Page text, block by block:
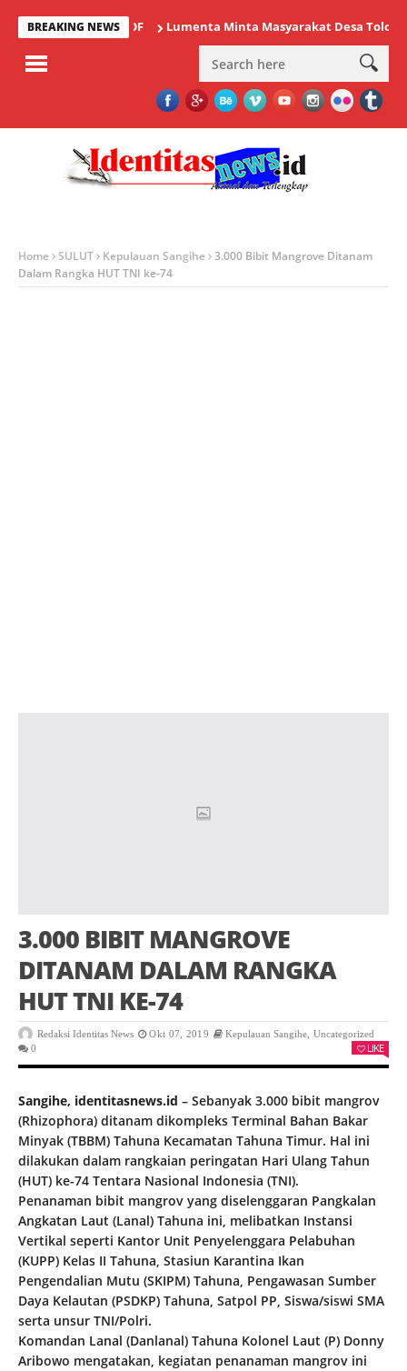
BREAKING NEWS Lumenta Minta Masyarakat Desa Tolok
Home SULUT Kepulauan Sangihe 3.000 Bibit Mangrove Ditanam
Dalam Rangka HUT TNI ke-74
3.000 BIBIT MANGROVE
DITANAM DALAM RANGKA
HUT TNI KE-74
Redaksi Identitas News Okt 07, 2019 Kepulauan Sangihe Uncategorized
0
LIKE
Sangihe, identitasnews.id – Sebanyak 3.000 bibit mangrov
(Rhizophora) ditanam dikompleks Terminal Bahan Bakar
Minyak (TBBM) Tahuna Kecamatan Tahuna Timur. Hal ini
dilakukan dalam rangkaian peringatan Hari Ulang Tahun
(HUT) ke-74 Tentara Nasional Indonesia (TNI).
Penanaman bibit mangrov yang diselenggaran Pangkalan
Angkatan Laut (Lanal) Tahuna ini, melibatkan Instansi
Vertikal seperti Kantor Unit Penyelenggara Pelabuhan
(KUPP) Kelas II Tahuna, Stasiun Karantina Ikan
Pengendalian Mutu (SKIPM) Tahuna, Pengawasan Sumber
Daya Kelautan (PSDKP) Tahuna, Satpol PP, Siswa/siswi SMA
serta unsur TNI/Polri.
Komandan Lanal (Danlanal) Tahuna Kolonel Laut (P) Donny
Aribowo mengatakan, kegiatan penanaman mangrov ini